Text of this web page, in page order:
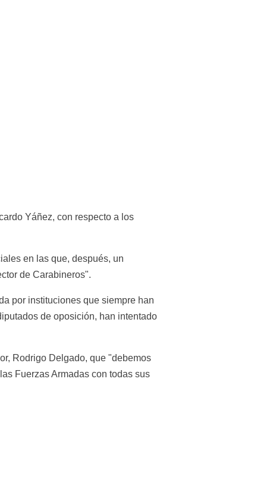
Yáñez, con respecto a los
en las que, después, un
de Carabineros".
por instituciones que siempre han
de oposición, han intentado
Rodrigo Delgado, que "debemos
Fuerzas Armadas con todas sus